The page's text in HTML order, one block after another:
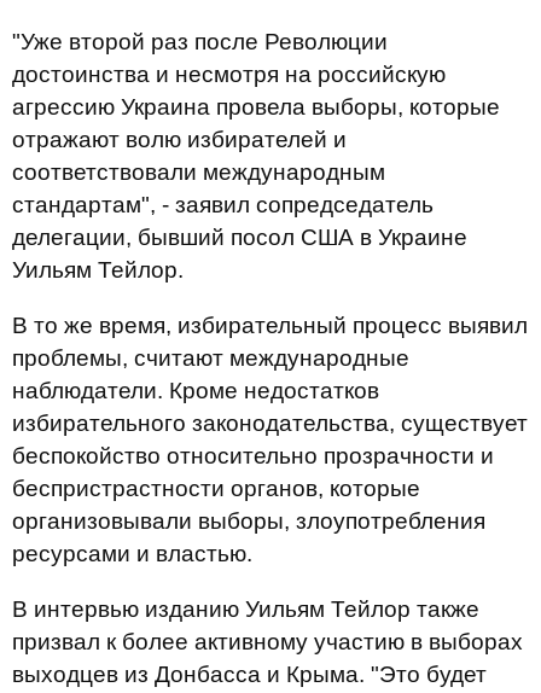
"Уже второй раз после Революции
достоинства и несмотря на российскую
агрессию Украина провела выборы, которые
отражают волю избирателей и
соответствовали международным
стандартам", - заявил сопредседатель
делегации, бывший посол США в Украине
Уильям Тейлор.
В то же время, избирательный процесс выявил
проблемы, считают международные
наблюдатели. Кроме недостатков
избирательного законодательства, существует
беспокойство относительно прозрачности и
беспристрастности органов, которые
организовывали выборы, злоупотребления
ресурсами и властью.
В интервью изданию Уильям Тейлор также
призвал к более активному участию в выборах
выходцев из Донбасса и Крыма. "Это будет